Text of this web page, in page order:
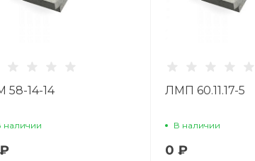
58-14-14
наличии
ЛМП 60.11.17-5
В наличии
0 ₽